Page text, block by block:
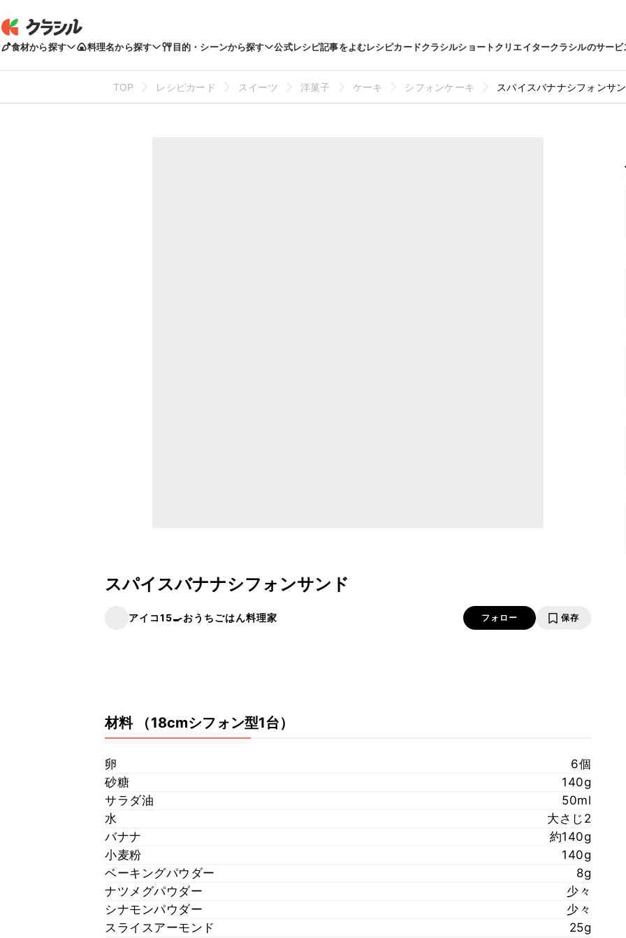
食材から探す 料理名から探す 目的・シーンから探す 公式レシピ記事をよむレシピカードクラシルショートクリエイタークラシルのサービ
TOP レシピカード スイーツ 洋菓子 ケーキ シフォンケーキ スパイスバナナシフォンサ
スパイスバナナシフォンサンド
アイコ15🍳おうちごはん料理家 フォロー 保存
材料 （18cmシフォン型1台）
卵
6個
砂糖
140g
サラダ油
50ml
水
大さじ2
バナナ
約140g
小麦粉
140g
ベーキングパウダー
8g
ナツメグパウダー
少々
シナモンパウダー
少々
スライスアーモンド
25g